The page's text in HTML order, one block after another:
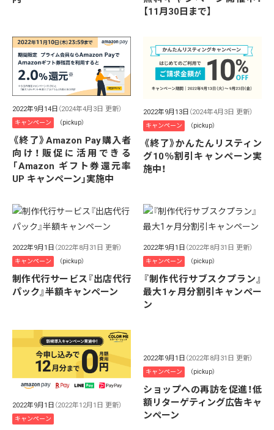
【11月30日まで】
2022年9月14日 （2024年4月3日 更新）
キャンペーン （pickup）
《終了》Amazon Pay購入者
向け！販促に活用できる
「Amazon ギフト券還元率
UP キャンペーン」実施中
2022年9月13日 （2024年4月3日 更新）
キャンペーン （pickup）
《終了》かんたんリスティン
グ10％割引キャンペーン実
施中！
2022年9月1日 （2022年8月31日 更新）
キャンペーン （pickup）
制作代行サービス『出店代行
パック』半額キャンペーン
2022年9月1日 （2022年8月31日 更新）
キャンペーン （pickup）
『制作代行サブスクプラン』
最大1ヶ月分割引キャンペー
ン
2022年9月1日 （2022年12月1日 更新）
キャンペーン
2022年9月1日 （2022年8月31日 更新）
キャンペーン （pickup）
ショップへの再訪を促進！低
額リターゲティング広告キャ
ンペーン